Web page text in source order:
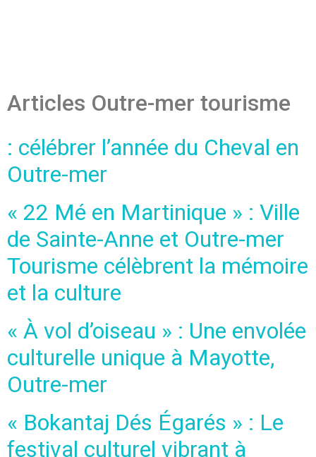
Articles Outre-mer tourisme
: célébrer l’année du Cheval en
Outre-mer
« 22 Mé en Martinique » : Ville
de Sainte-Anne et Outre-mer
Tourisme célèbrent la mémoire
et la culture
« À vol d’oiseau » : Une envolée
culturelle unique à Mayotte,
Outre-mer
« Bokantaj Dés Égarés » : Le
festival culturel vibrant à